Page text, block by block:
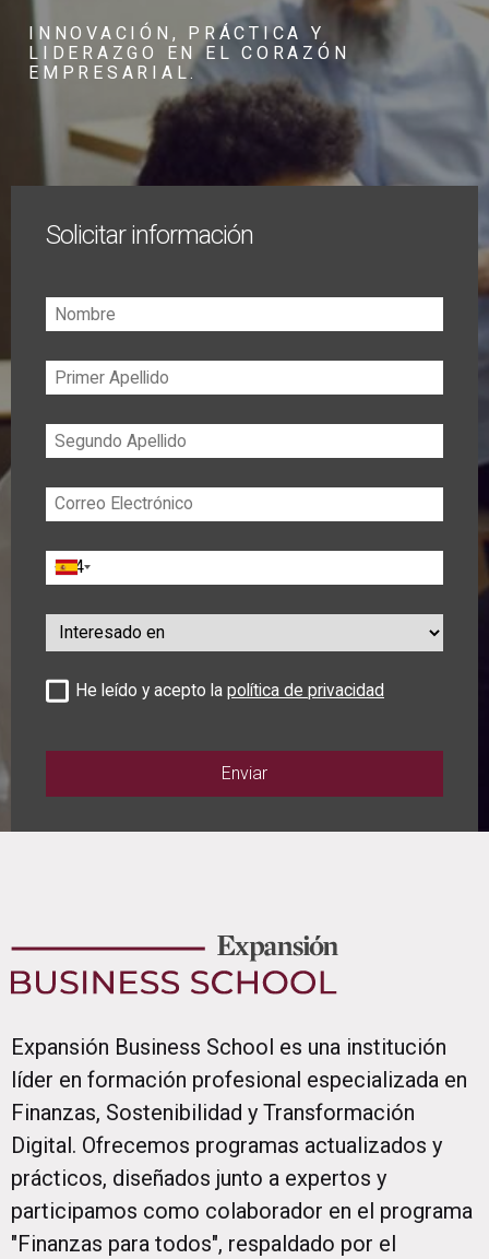
INNOVACIÓN, PRÁCTICA Y
LIDERAZGO EN EL CORAZÓN
EMPRESARIAL.
Solicitar información
Nombre
Primer
Apellido
Segundo
Apellido
Correo
Electrónico
Teléfono
Interesado
en
He leído y acepto la política de privacidad
Expansión Business School es una institución
líder en formación profesional especializada en
Finanzas, Sostenibilidad y Transformación
Digital. Ofrecemos programas actualizados y
prácticos, diseñados junto a expertos y
participamos como colaborador en el programa
"Finanzas para todos", respaldado por el